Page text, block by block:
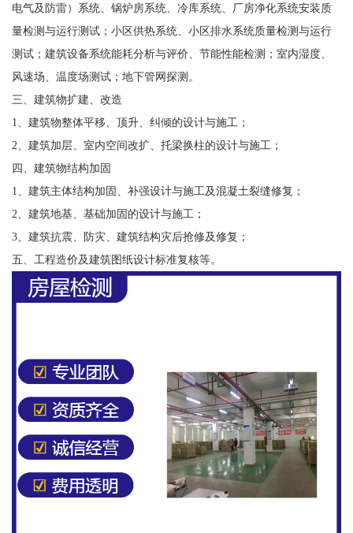
电气及防雷）系统、锅炉房系统、冷库系统、厂房净化系统安装质
量检测与运行测试；小区供热系统、小区排水系统质量检测与运行
测试；建筑设备系统能耗分析与评价、节能性能检测；室内湿度、
风速场、温度场测试；地下管网探测。
三、建筑物扩建、改造
1、建筑物整体平移、顶升、纠倾的设计与施工；
2、建筑加层、室内空间改扩、托梁换柱的设计与施工；
四、建筑物结构加固
1、建筑主体结构加固、补强设计与施工及混凝土裂缝修复；
2、建筑地基、基础加固的设计与施工；
3、建筑抗震、防灾、建筑结构灾后抢修及修复；
五、工程造价及建筑图纸设计标准复核等。